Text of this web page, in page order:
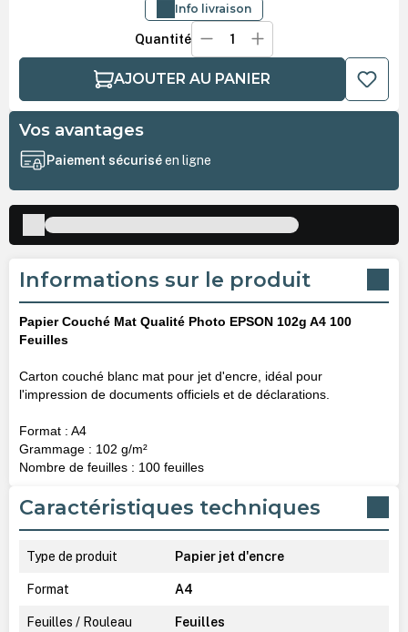
Info livraison
Quantité
AJOUTER AU PANIER
Vos avantages
Paiement sécuriséen ligne
Informations sur le produit
Papier Couché Mat Qualité Photo EPSON 102g A4 100
Feuilles
Carton couché blanc mat pour jet d'encre, idéal pour
l'impression de documents officiels et de déclarations.
Format : A4
Grammage : 102 g/m²
Nombre de feuilles : 100 feuilles
Caractéristiques techniques
Type de produit Papier jet d'encre
Format A4
Feuilles / Rouleau Feuilles